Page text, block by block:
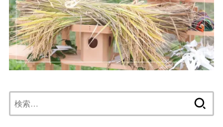
索: